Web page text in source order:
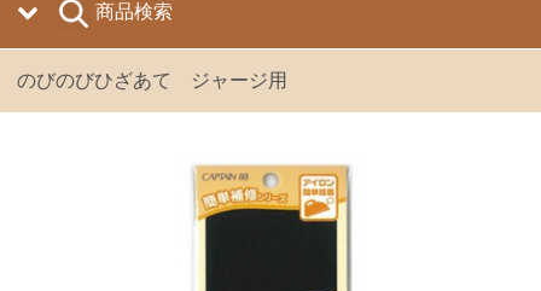
商品検索
のびのびひざあて ジャージ用